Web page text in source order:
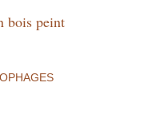
bois peint